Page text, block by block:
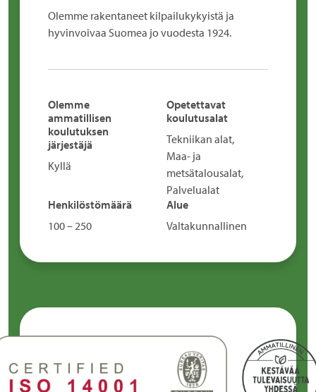
Olemme rakentaneet kilpailukykyistä ja
hyvinvoivaa Suomea jo vuodesta 1924.
Olemme
ammatillisen
koulutuksen
järjestäjä
Kyllä
Opetettavat
koulutusalat
Tekniikan alat,
Maa- ja
metsätalousalat,
Palvelualat
Henkilöstömäärä
100 – 250
Alue
Valtakunnallinen